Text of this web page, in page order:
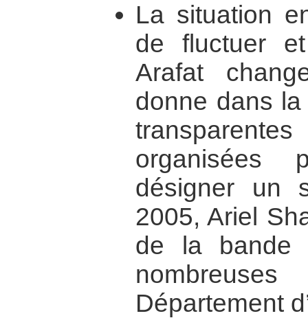
La situation
de fluctuer
Arafat
donne dans
organisées
désigner un
2005, Ariel
de la bande
Département